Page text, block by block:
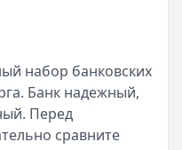
набор банковских
Банк надежный,
Перед
сравните